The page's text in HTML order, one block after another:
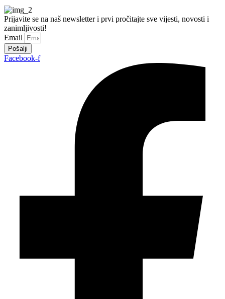
Prijavite se na naš newsletter i prvi pročitajte sve vijesti, novosti i
zanimljivosti!
Email
Pošalji
Facebook-f